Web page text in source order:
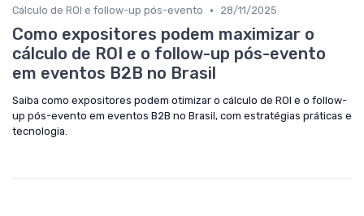
Cálculo de ROI e follow-up pós-evento • 28/11/2025
Como expositores podem maximizar o
cálculo de ROI e o follow-up pós-evento
em eventos B2B no Brasil
Saiba como expositores podem otimizar o cálculo de ROI e o follow-
up pós-evento em eventos B2B no Brasil, com estratégias práticas e
tecnologia.